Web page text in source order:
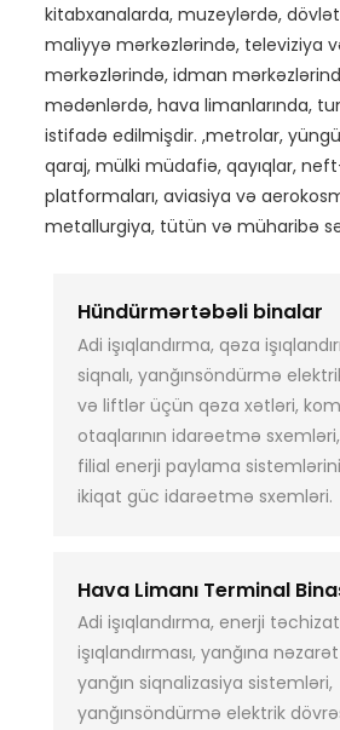
kitabxanalarda, muzeylərdə,
maliyyə mərkəzlərində, televiziya
mərkəzlərində, idman
mədənlərdə, hava limanlarında,
istifadə edilmişdir. ,metrolar,
qaraj, mülki müdafiə, qayıqlar,
platformaları, aviasiya və
metallurgiya, tütün və müharibə
Hündürmərtəbəli binalar
Adi işıqlandırma, qəza
siqnalı, yanğınsöndürmə
və liftlər üçün qəza xətləri,
otaqlarının idarəetmə
filial enerji paylama
ikiqat güc idarəetmə sxemləri.
Hava Limanı Terminal
Adi işıqlandırma, enerji
işıqlandırması, yanğına
yanğın siqnalizasiya sistemləri,
yanğınsöndürmə elektrik